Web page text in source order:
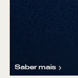
Saber mais